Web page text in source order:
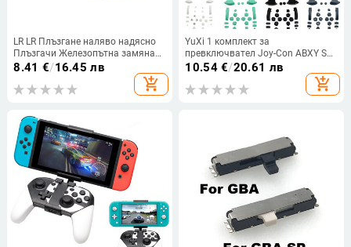
LR LR Плъзгане наляво надясно
Плъзгачи Железопътна замяна
за превключвател NS
Оригинална конзолна релса за
NS JoyCon Controller track Slider M
8.41 €/16.45 лв
add_shopping_cart
YuXi 1 комплект за
превключвател Joy-Con ABXY SL
SR Насочващ ключ Home Button
Controller ZL ZR LR Бутони за
задействане за NS Joycon
10.54€/20.61 лв
add_shopping_cart